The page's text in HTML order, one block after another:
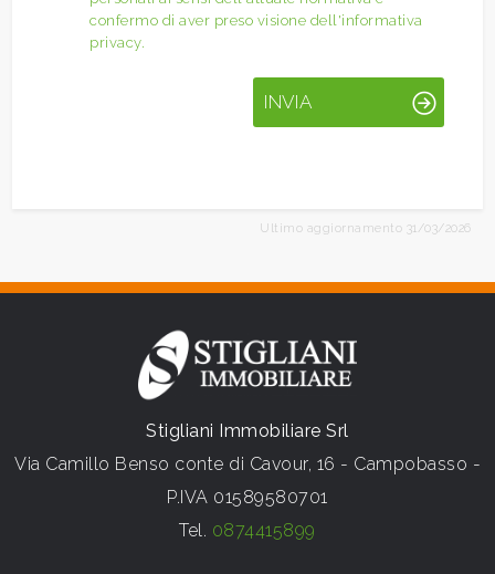
confermo di aver preso visione dell'informativa
privacy.
INVIA
Ultimo aggiornamento 31/03/2026
Stigliani Immobiliare Srl
Via Camillo Benso conte di Cavour, 16 - Campobasso -
P.IVA 01589580701
Tel. 0874415899